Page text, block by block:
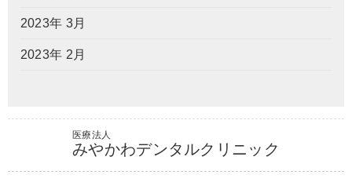
2023年 3月
2023年 2月
医療法人
みやかわデンタルクリニック